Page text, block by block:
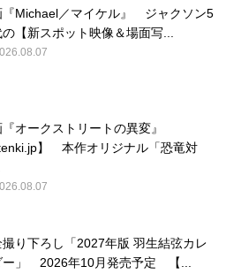
『Michael／マイケル』 ジャクソン5
【新スポット映像＆場面写...
オークストリートの異変』
】 本作オリジナル「恐竜対
撮り下ろし「2027年版 羽生結弦カレ
ー」 2026年10月発売予定 【...